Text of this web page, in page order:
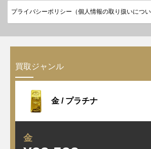
プライバシーポリシー（個人情報の取り扱いについ
買取ジャンル
金 / プラチナ
金